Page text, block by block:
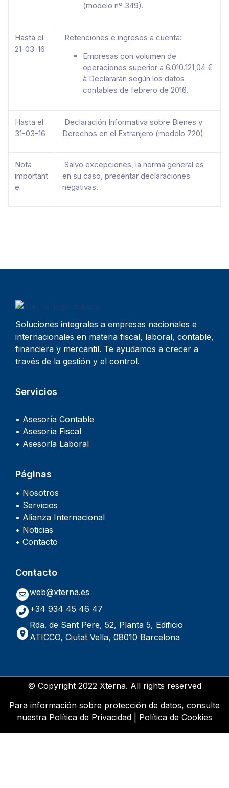
(modelo nº 349).
Hasta el
21-03-16
Retenciones e ingresos a cuenta:
Empresas con volumen de
operaciones superior a 6.010.121,04 €
à Declararán según los datos
contables de febrero de 2016.
Hasta el
31-03-16
Declaración Informativa sobre Bienes y
Derechos en el Extranjero (modelo 720)
Nota
important
e
Salvo excepciones, la norma general es
en su caso, presentar declaraciones
negativas.
Soluciones integrales a empresas nacionales e
internacionales en materia fiscal, laboral, contable,
financiera y mercantil. Te ayudamos a crecer a
través de la gestión y el control.
Servicios
• Asesoría Contable
• Asesoría Fiscal
• Asesoría Laboral
Páginas
• Nosotros
• Servicios
• Alianza Internacional
• Noticias
• Contacto
Contacto
web@xterna.es
+34 934 45 46 47
Rda. de Sant Pere, 52, Planta 5, Edificio
ATICCO, Ciutat Vella, 08010 Barcelona
© Copyright 2022 Xterna. All rights reserved
Para información sobre protección de datos, consulte
nuestra Política de Privacidad Política de Cookies